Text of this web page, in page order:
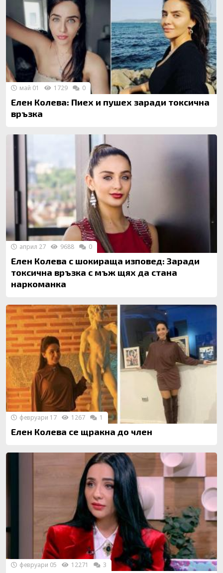
Елен Колева: Пиех и пушех заради токсична
връзка
май 01 1729 0
Елен Колева с шокираща изповед: Заради
токсична връзка с мъж щях да стана
наркоманка
април 27 9688 0
Елен Колева се щракна до член
февруари 17 1267 1
февруари 05 12271 3